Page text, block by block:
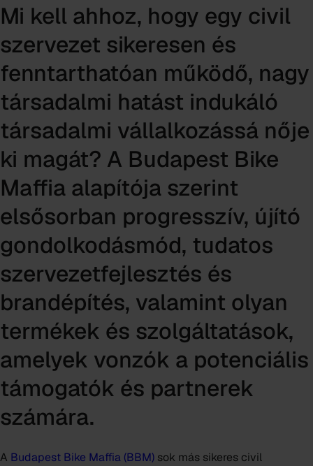
Mi kell ahhoz, hogy egy civil
szervezet sikeresen és
fenntarthatóan működő, nagy
társadalmi hatást indukáló
társadalmi vállalkozássá nője
ki magát? A Budapest Bike
Maffia alapítója szerint
elsősorban progresszív, újító
gondolkodásmód, tudatos
szervezetfejlesztés és
brandépítés, valamint olyan
termékek és szolgáltatások,
amelyek vonzók a potenciális
támogatók és partnerek
számára.
A Budapest Bike Maffia (BBM) sok más sikeres civil